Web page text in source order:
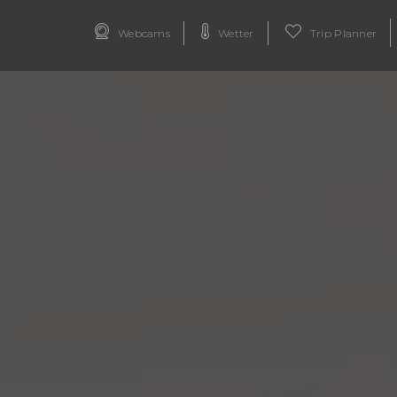
Webcams Wetter Trip Planner